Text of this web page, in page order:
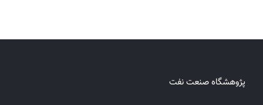
پژوهشگاه صنعت نفت